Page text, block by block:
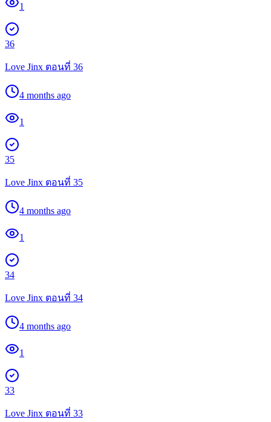
1
36
Love Jinx ตอนที่ 36
4 months ago
1
35
Love Jinx ตอนที่ 35
4 months ago
1
34
Love Jinx ตอนที่ 34
4 months ago
1
33
Love Jinx ตอนที่ 33